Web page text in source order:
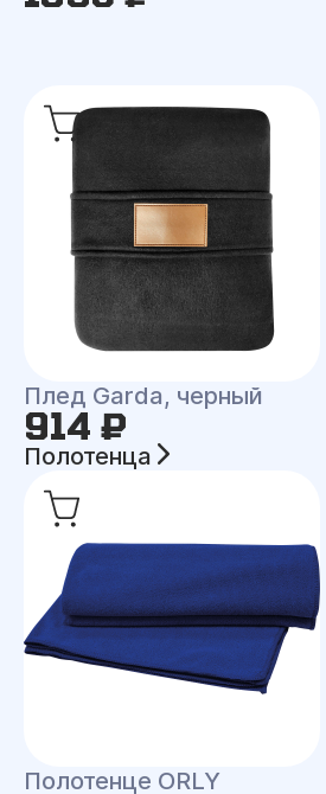
Плед Garda, черный
914 ₽
Полотенца
Полотенце ORLY